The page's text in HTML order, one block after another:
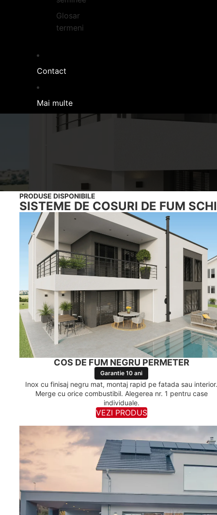
Glosar
termeni
Contact
Mai multe
COSURI DE FUM
PRODUSE DISPONIBILE
SISTEME DE COSURI DE FUM
COS DE FUM NEGRU PERMETER
Garantie 10 ani
Inox cu finisaj negru mat, montaj rapid pe fatada sau interior.
Merge cu orice combustibil. Alegerea nr. 1 pentru case
individuale.
VEZI PRODUS